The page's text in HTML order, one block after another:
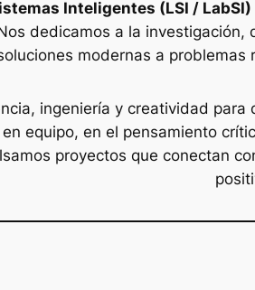
Inteligentes (LSI / LabSI)
dedicamos a la
modernas a
ingeniería y creatividad
equipo, en el pensamiento
proyectos que conectan